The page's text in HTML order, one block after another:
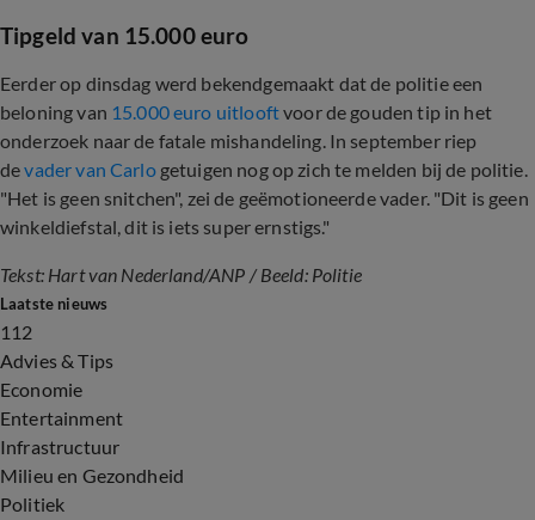
Tipgeld van 15.000 euro
Eerder op dinsdag werd bekendgemaakt dat de politie een
beloning van 15.000 euro uitlooftvoor de gouden tip in het
onderzoek naar de fatale mishandeling. In september riep
devader van Carlogetuigen nog op zich te melden bij de politie.
"Het is geen snitchen", zei de geëmotioneerde vader. "Dit is geen
winkeldiefstal, dit is iets super ernstigs."
Tekst: Hart van Nederland/ANP / Beeld: Politie
Laatste nieuws
112
Advies & Tips
Economie
Entertainment
Infrastructuur
Milieu en Gezondheid
Politiek